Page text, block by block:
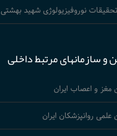
نوروفیزیولوژی شهید بهشتی
و سازمانهای مرتبط داخلی
مغز و اعصاب ایران
علمی روانپزشکان ایران